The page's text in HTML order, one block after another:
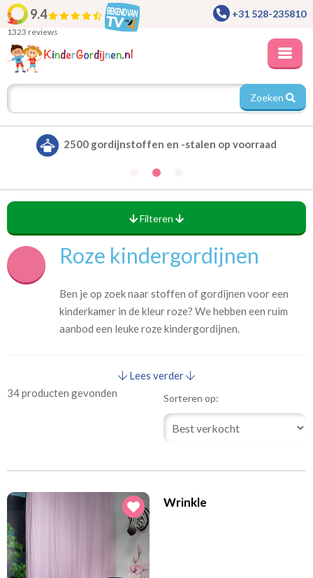
9.4
1323 reviews
+31 528-235810
Zoeken
Alle gordijnen verduisterend leverbaar
Filteren
Roze kindergordijnen
Ben je op zoek naar stoffen of gordijnen voor een
kinderkamer in de kleur roze? We hebben een ruim
aanbod een leuke roze kindergordijnen.
Lees verder
34 producten gevonden
Sorteren op:
Wrinkle